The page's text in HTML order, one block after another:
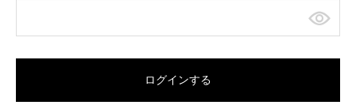
ログインする